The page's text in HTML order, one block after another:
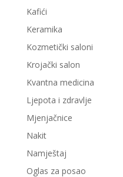
Kafići
Keramika
Kozmetički saloni
Krojački salon
Kvantna medicina
Ljepota i zdravlje
Mjenjačnice
Nakit
Namještaj
Oglas za posao